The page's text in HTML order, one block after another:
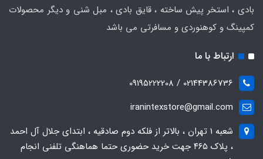
بادی ، استخر پیش ساخته ، قایق بادی ، مبل شنی و دیگر محصولات
کمپینگ و کوهنوردی و مسافرتی می باشد
ارتباط با ما
02144386736 / 09195222208
iranintexstore@gmail.com
شعبه ۱ تهران ، بالاتر از فلکه دوم صادقیه ، ابتدای جلال آل احمد
، پلاک ۴۶۵ جهت خرید حضوری حتما هماهنگی تلفنی انجام